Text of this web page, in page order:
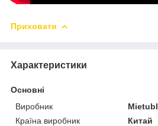
Приховати
Характеристики
Основні
Виробник
Mietubl
Країна виробник
Китай